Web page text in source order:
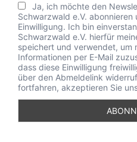
Ja, ich möchte den
Schwarzwald e.V.
Einwilligung. Ich bin
Schwarzwald e.V. hierfür
speichert und verwendet, um
Informationen per E-Mail
dass diese Einwilligung
über den Abmeldelink
fortfahren, akzeptieren Sie